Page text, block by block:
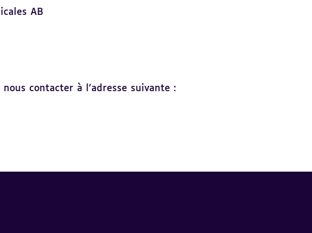
AB
contacter à l’adresse suivante :